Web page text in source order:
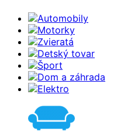
Automobily
Motorky
Zvieratá
Detský tovar
Šport
Dom a záhrada
Elektro